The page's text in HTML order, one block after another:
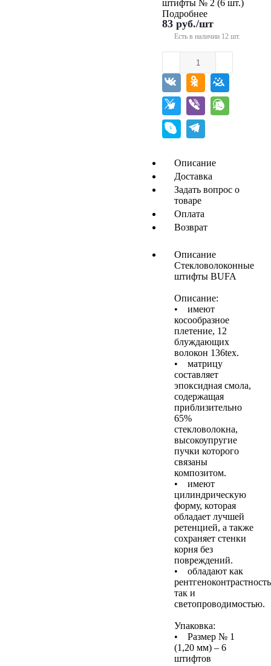
штифты № 2 (6 шт.)
Подробнее
83 руб./шт
Есть в наличии 12 шт.
Описание
Доставка
Задать вопрос о
товаре
Оплата
Возврат
Описание
Стекловолоконные
штифты BUFA
Описание:
• имеют
косообразное
плетение, 12
блуждающих
волокон 136tex.
• матрицу
составляет
эпоксидная смола,
содержащая
приблизительно
65%
стекловолокна,
высокоупругие
пучки которого
связаны
композитом.
• имеют
цилиндрическую
форму, которая
обладает лучшей
ретенцией, а также
сохраняет стенки
корня без
повреждений.
• обладают как
так и
светопроводимостью.
Упаковка:
• Размер № 1
(1,20 мм) – 6
штифтов